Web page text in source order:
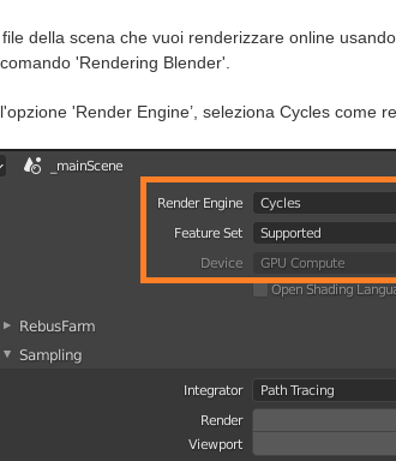
della scena che vuoi renderizzare online
'Rendering Blender'.
'Render Engine’, seleziona Cycles come